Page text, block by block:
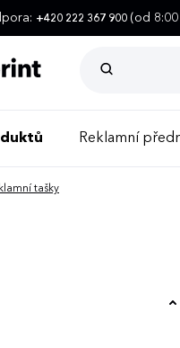
+420 222 367 900 (od 8:00
Reklamní
tašky